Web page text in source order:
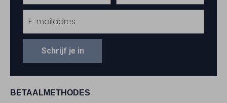
BETAALMETHODES
Schrijf je in